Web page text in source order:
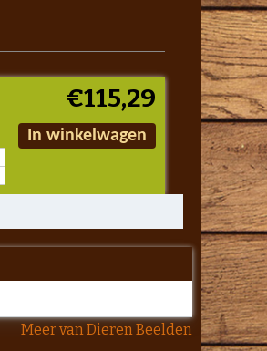
€115,29
In winkelwagen
Meer van Dieren Beelden